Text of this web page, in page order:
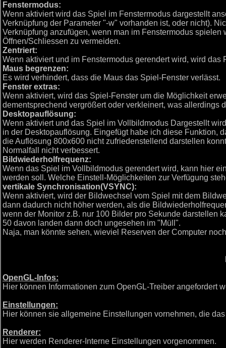
Fenstermodus:
Wenn aktiviert wird das Spiel im Fenstermodus dargestellt
Verknüpfung der Parameter "-w" vorhanden ist, oder nicht).
Verknüpfung anzufügen, wenn man im Fenstermodus
Öffnen/Schliessen zu vermeiden.
Zentriert:
Wenn aktiviert und im Fenstermodus gerendert wird, wird
Maus begrenzen:
Es wird verhindert, dass die Maus das Spiel-Fenster verlässt.
Fenster extras:
Wenn aktiviert, wird das Spiel-Fenster um die Möglichkeit
dementsprechend vergrößert oder verkleinert, was allerdings
Desktopauflösung:
Wenn aktiviert und das Spiel im Vollbildmodus Dargestellt
in der Desktopauflösung. Eingefügt habe ich diese Funktion,
die Auflösung 800x600 nicht zufriedenstellend darstellen
Normalfall nicht verbessert.
Bildwiederholfrequenz:
Wenn das Spiel im Vollbildmodus gerendert wird, kann hier
werden soll. Welche Einstell-Möglichkeiten zur Verfügung
vertikale Synchronisation(VSYNC):
Wenn aktiviert, wird der Bildwechsel vom Spiel mit dem
dann dadurch nicht höher werden, als die
wenn der Monitor z.B. nur 100 Bilder pro Sekunde darstellen
50 davon landen dann doch ungesehen im "Müll".
Naja, man könnte sehen, wieviel Reserven der Computer
OpenGL-Infos:
Hier können Informationen zum OpenGL-Treiber angefordert
Einstellungen:
Hier können sie allgemeine Einstellungen vornehmen, die
Renderer:
Hier werden Renderer-Interne Einstellungen vorgenommen.